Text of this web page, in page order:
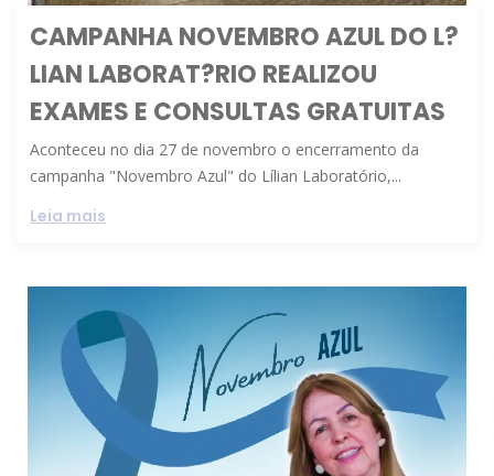
CAMPANHA NOVEMBRO AZUL DO L?
LIAN LABORAT?RIO REALIZOU
EXAMES E CONSULTAS GRATUITAS
Aconteceu no dia 27 de novembro o encerramento da
campanha "Novembro Azul" do Lílian Laboratório,...
Leia mais